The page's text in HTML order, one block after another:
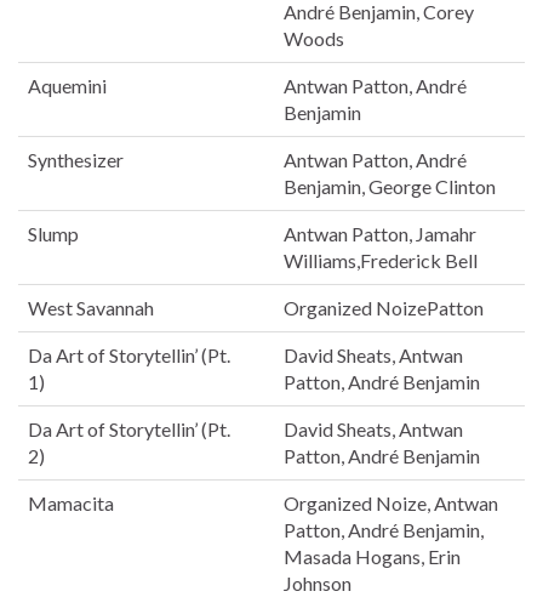
André Benjamin, Corey
Woods
Aquemini
Antwan Patton, André
Benjamin
Synthesizer
Antwan Patton, André
Benjamin, George Clinton
Slump
Antwan Patton, Jamahr
Williams,Frederick Bell
West Savannah Organized NoizePatton
Da Art of Storytellin’ (Pt.
1)
David Sheats, Antwan
Patton, André Benjamin
Da Art of Storytellin’ (Pt.
2)
David Sheats, Antwan
Patton, André Benjamin
Mamacita
Organized Noize, Antwan
Patton, André Benjamin,
Masada Hogans, Erin
Johnson